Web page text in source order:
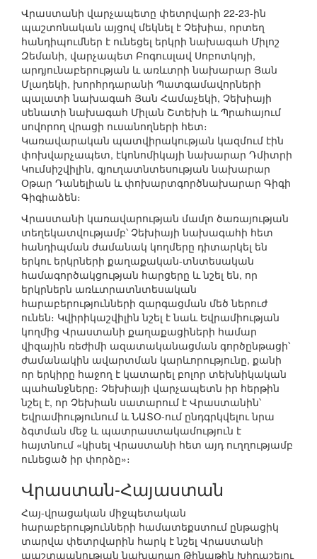
Վրաստանի վարչապետը փետրվարի 22-23-ին
պաշտոնական այցով մեկնել է Չեխիա, որտեղ
հանդիպումներ է ունեցել երկրի նախագահ Միլոշ
Զեմանի, վարչապետ Բոգուսլավ Սոբոտկոյի,
արդյունաբերության և առևտրի նախարար Յան
Մլադեկի, խորհրդարանի Պատգամավորների
պալատի նախագահ Յան Համաչեկի, Չեխիայի
սենատի նախագահ Միլան Շտեխի և Պրահայում
սովորող վրացի ուսանողների հետ։
Կառավարական պատվիրակության կազմում էին
փոխվարչապետ, էկոնոմիկայի նախարար Դմիտրի
Կումսիշվիլին, գյուղատնտեսության նախարար
Օթար Դանելիան և փոխարտգործնախարար Գիգի
Գիգիաձեն։
Վրաստանի կառավարության մամլո ծառայության
տեղեկատվությամբ՝ Չեխիայի նախագահի հետ
հանդիպման ժամանակ կողմերը դիտարկել են
երկու երկրների քաղաքական-տնտեսական
համագործակցության հարցերը և նշել են, որ
երկրներն առևտրատնտեսական
հարաբերությունների զարգացման մեծ ներուժ
ունեն։ Կվիրիկաշվիլին նշել է նաև Եվրամիության
կողմից Վրաստանի քաղաքացիների համար
վիզային ռեժիմի ազատականացման գործընթացի՝
ժամանակին ավարտման կարևորությունը, քանի
որ երկիրը հաջող է կատարել բոլոր տեխնիկական
պահանջները։ Չեխիայի վարչապետն իր հերթին
նշել է, որ Չեխիան սատարում է Վրաստանին՝
Եվրամիությունում և ՆԱՏՕ-ում ընդգրկվելու նրա
ձգտման մեջ և պատրաստակամություն է
հայտնում «կիսել Վրաստանի հետ այդ ուղղությամբ
ունեցած իր փորձը»։
Վրաստան-Հայաստան
Հայ-վրացական միջպետական
հարաբերությունների համատեքստում ընթացիկ
տարվա փետրվարին հարկ է նշել Վրաստանի
պաշտպանության նախարար Թինաթին Խիդաշելու